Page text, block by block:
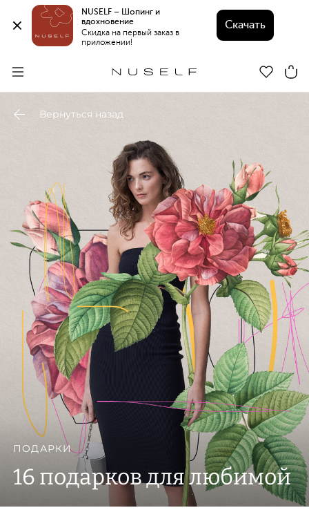
NUSELF – Шопинг и
вдохновение
Скидка на первый заказ в
приложении!
Скачать
Вернуться назад
ПОДАРКИ
16 подарков для любимой